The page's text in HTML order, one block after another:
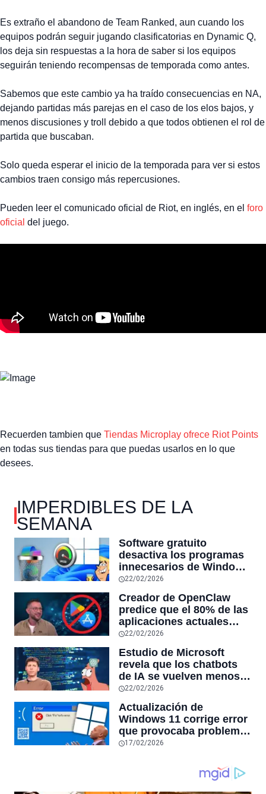
Es extraño el abandono de Team Ranked, aun cuando los
equipos podrán seguir jugando clasificatorias en Dynamic Q,
los deja sin respuestas a la hora de saber si los equipos
seguirán teniendo recompensas de temporada como antes.
Sabemos que este cambio ya ha traído consecuencias en NA,
dejando partidas más parejas en el caso de los elos bajos, y
menos discusiones y troll debido a que todos obtienen el rol de
partida que buscaban.
Solo queda esperar el inicio de la temporada para ver si estos
cambios traen consigo más repercusiones.
Pueden leer el comunicado oficial de Riot, en inglés, en el foro
oficial del juego.
Recuerden tambien que Tiendas Microplay ofrece Riot Points
en todas sus tiendas para que puedas usarlos en lo que
desees.
IMPERDIBLES DE LA
SEMANA
Software gratuito
desactiva los programas
innecesarios de Windows
11 y optimiza el PC,
RAM y mucho más
22/02/2026
Creador de OpenClaw
predice que el 80% de las
aplicaciones actuales
desaparecerán en el
las aplicaciones con
sensores únicos o
conexiones especiales a
hardware
22/02/2026
Estudio de Microsoft
revela que los chatbots
de IA se vuelven menos
confiables mientras más
tiempo hablas con ellos:
la falta de confiabilidad
sube un 112%
22/02/2026
Actualización de
Windows 11 corrige error
que provocaba problemas
al jugar en PC: los
producían desde 2023
17/02/2026